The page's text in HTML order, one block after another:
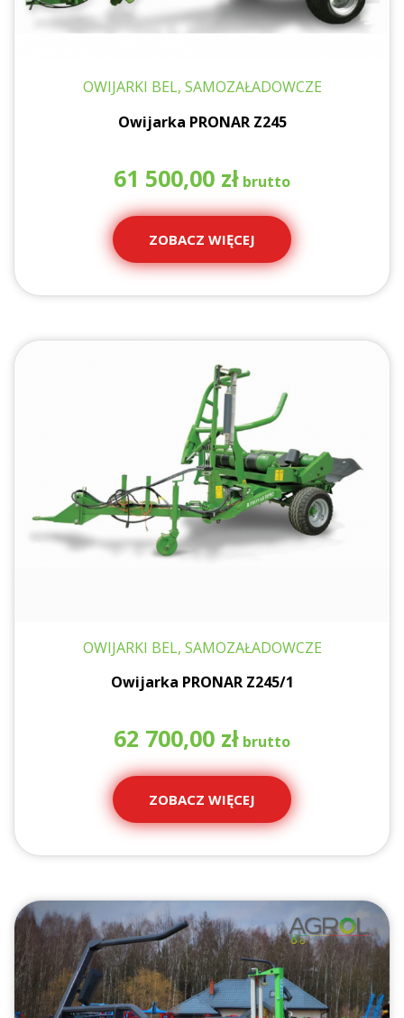
OWIJARKI BEL, SAMOZAŁADOWCZE
Owijarka PRONAR Z245
61 500,00 zł
ZOBACZ WIĘCEJ
OWIJARKI BEL, SAMOZAŁADOWCZE
Owijarka PRONAR Z245/1
62 700,00 zł
ZOBACZ WIĘCEJ